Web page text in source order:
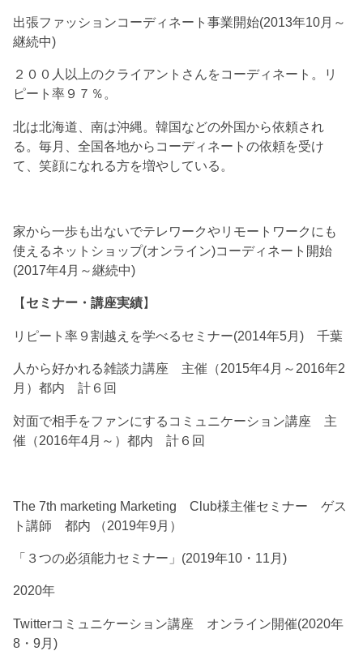
出張ファッションコーディネート事業開始(2013年10月～
継続中)
２００人以上のクライアントさんをコーディネート。リ
ピート率９７％。
北は北海道、南は沖縄。韓国などの外国から依頼され
る。毎月、全国各地からコーディネートの依頼を受け
て、笑顔になれる方を増やしている。
家から一歩も出ないでテレワークやリモートワークにも
使えるネットショップ(オンライン)コーディネート開始
(2017年4月～継続中)
【セミナー・講座実績】
リピート率９割越えを学べるセミナー(2014年5月) 千葉
人から好かれる雑談力講座 主催（2015年4月～2016年2
月）都内 計６回
対面で相手をファンにするコミュニケーション講座 主
催（2016年4月～）都内 計６回
The 7th marketing Marketing Club様主催セミナー ゲス
ト講師 都内 （2019年9月）
「３つの必須能力セミナー」(2019年10・11月)
2020年
Twitterコミュニケーション講座 オンライン開催(2020年
8・9月)